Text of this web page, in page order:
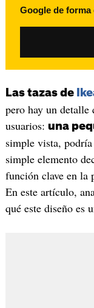
Google de forma
Las tazas de
pero hay un detalle
usuarios: una
simple vista,
simple elemento
función clave en la
En este artículo,
qué este diseño es